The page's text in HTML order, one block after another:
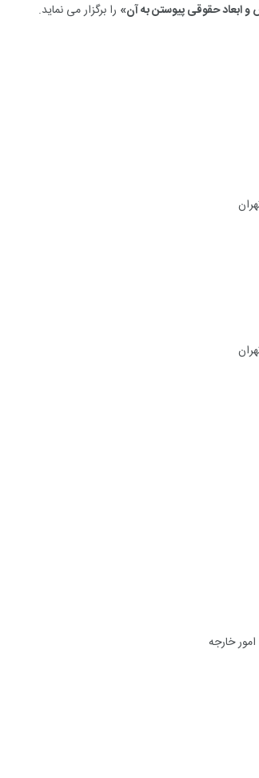
ابعاد حقوقی پیوستن به آن» را برگزار می نماید.
خارجه